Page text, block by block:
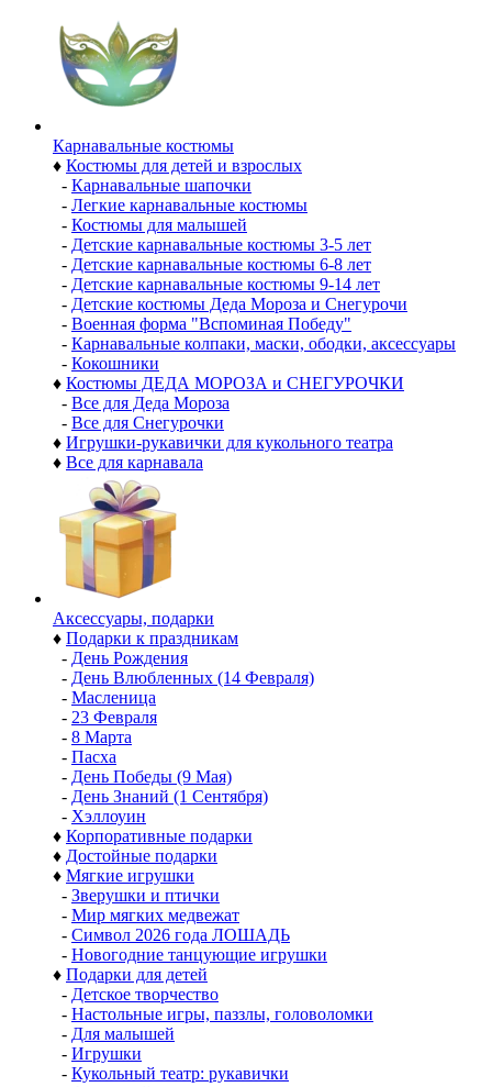
Карнавальные костюмы
♦ Костюмы для детей и взрослых
- Карнавальные шапочки
- Легкие карнавальные костюмы
- Костюмы для малышей
- Детские карнавальные костюмы 3-5 лет
- Детские карнавальные костюмы 6-8 лет
- Детские карнавальные костюмы 9-14 лет
- Детские костюмы Деда Мороза и Снегурочи
- Военная форма "Вспоминая Победу"
- Карнавальные колпаки, маски, ободки, аксессуары
- Кокошники
♦ Костюмы ДЕДА МОРОЗА и СНЕГУРОЧКИ
- Все для Деда Мороза
- Все для Снегурочки
♦ Игрушки-рукавички для кукольного театра
♦ Все для карнавала
Аксессуары, подарки
♦ Подарки к праздникам
- День Рождения
- День Влюбленных (14 Февраля)
- Масленица
- 23 Февраля
- 8 Марта
- Пасха
- День Победы (9 Мая)
- День Знаний (1 Сентября)
- Хэллоуин
♦ Корпоративные подарки
♦ Достойные подарки
♦ Мягкие игрушки
- Зверушки и птички
- Мир мягких медвежат
- Символ 2026 года ЛОШАДЬ
- Новогодние танцующие игрушки
♦ Подарки для детей
- Детское творчество
- Настольные игры, паззлы, головоломки
- Для малышей
- Игрушки
- Кукольный театр: рукавички